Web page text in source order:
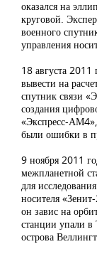
оказался на
круговой.
военного
управления
18 августа 2011
вывести на
спутник связи
создания
«Экспресс-АМ4»,
были ошибки в
9 ноября 2011
межпланетной
для
носителя
он завис на
станции упали
острова